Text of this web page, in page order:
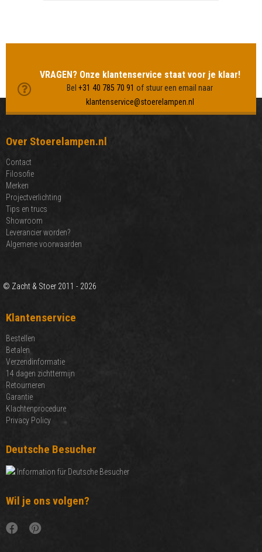
VRAGEN? Onze klantenservice staat voor je klaar!
Bel +31 40 785 70 91 of stuur een email naar
klantenservice@stoerelampen.nl
Over Stoerelampen.nl
Contact
Filosofie
Merken
Projectverlichting
Tips en trucs
Showroom
Leverancier worden?
Algemene voorwaarden
© Zacht & Stoer 2011 - 2026
Klantenservice
Bestellen
Betalen
Verzendinformatie
14 dagen zichttermijn
Retourneren
Garantie
Klachtenprocedure
Privacy Policy
Deutsche Besucher
Information für Deutsche Besucher
Wil je ons volgen?